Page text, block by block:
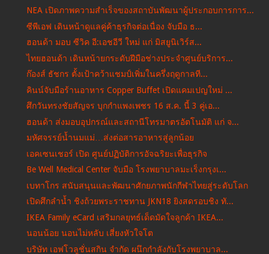
NEA เปิดภาพความสำเร็จของสถาบันพัฒนาผู้ประกอบการการ...
ซีพีเอฟ เดินหน้าดูแลคู่ค้าธุรกิจต่อเนื่อง จับมือ ธ...
ฮอนด้า มอบ ซีวิค อี:เอชอีวี ใหม่ แก่ มิสยูนิเวิร์ส...
ไทยฮอนด้า เดินหน้ายกระดับฝีมือช่างประจำศูนย์บริการ...
ก๊องส์ ธัชกร ตั้งเป้าคว้าแชมป์เพิ่มในครึ่งฤดูกาลที...
คินน์จับมือร้านอาหาร Copper Buffet เปิดแคมเปญใหม่ ...
ศึกวันทรงชัยสัญจร บุกกำแพงเพชร 16 ส.ค. นี้ 3 คู่เอ...
ฮอนด้า ส่งมอบอุปกรณ์และสถานีโทรมาตรอัตโนมัติ แก่ จ...
มหัศจรรย์น้ำนมแม่…ส่งต่อสารอาหารสู่ลูกน้อย
เอคเซนเชอร์ เปิด ศูนย์ปฏิบัติการอัจฉริยะเพื่อธุรกิจ
Be Well Medical Center จับมือ โรงพยาบาลมะเร็งกรุงเ...
เบทาโกร สนับสนุนและพัฒนาศักยภาพนักกีฬาไทยสู่ระดับโลก
เปิดศึกลำน้ำ ชิงถ้วยพระราชทาน JKN18 ยิงสดรอบชิง ทั...
IKEA Family eCard เสริมกลยุทธ์เด็ดมัดใจลูกค้า IKEA...
นอนน้อย นอนไม่หลับ เสี่ยงหัวใจโต
บริษัท เอฟโวลูชั่นสกิน จำกัด ผนึกกำลังกับโรงพยาบาล...